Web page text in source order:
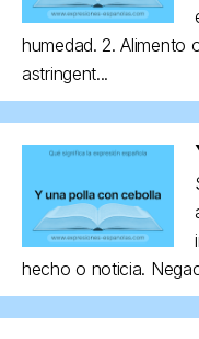
humedad. 2. Alimento
astringent...
hecho o noticia.